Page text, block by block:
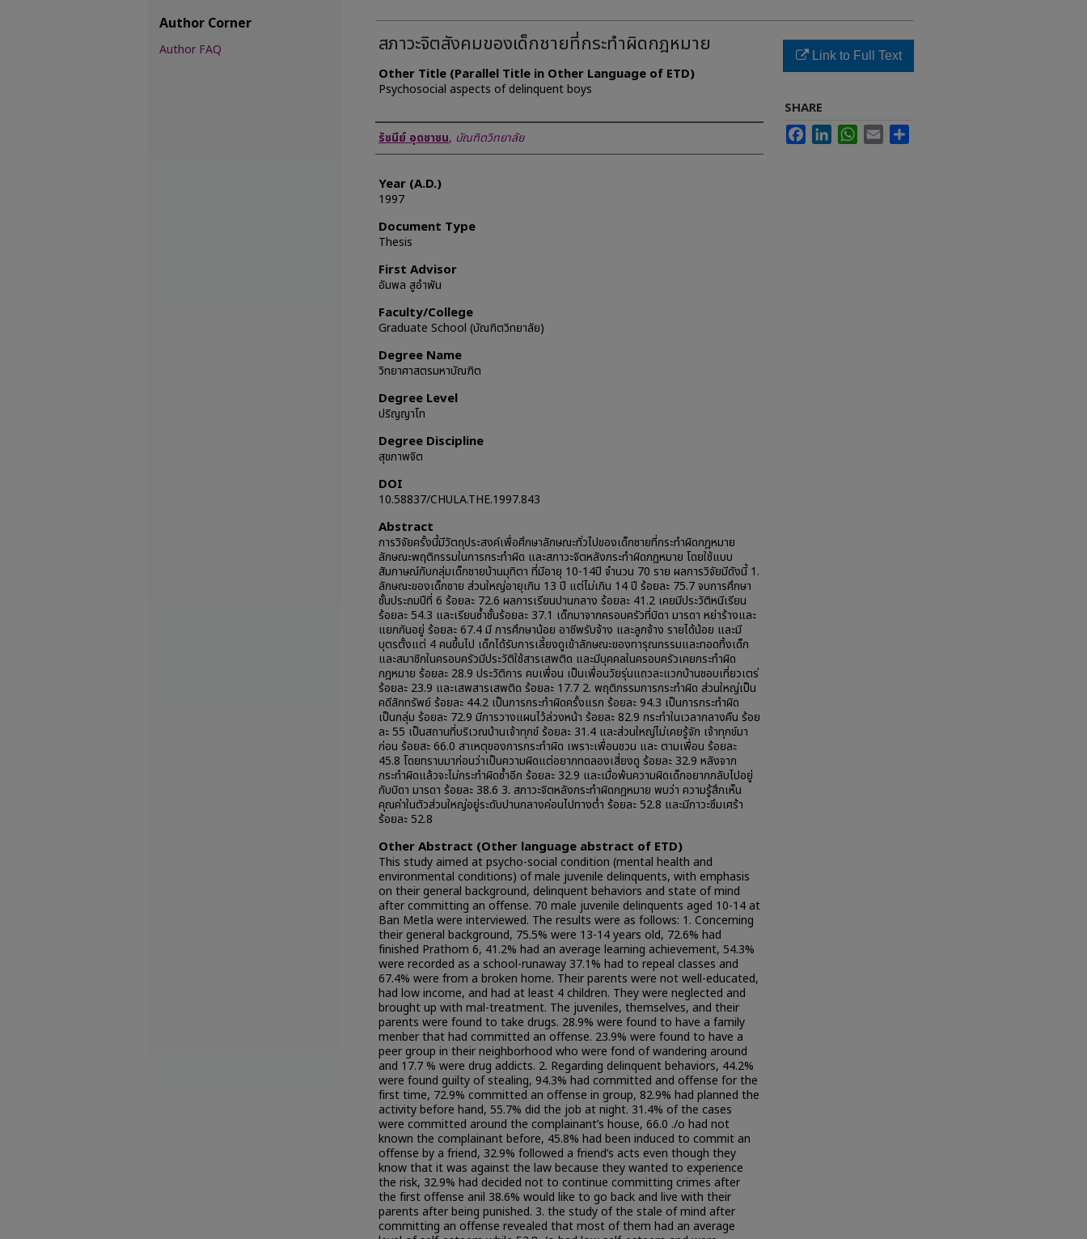
สภาวะจิตสังคมของเด็กชายที่กระทำผิดกฎหมาย
Other Title (Parallel Title in Other Language of ETD)
Psychosocial aspects of delinquent boys
Author
รัชนีย์ อุดชาชน, บัณฑิตวิทยาลัย
Year (A.D.)
1997
Document Type
Thesis
First Advisor
อัมพล สูอำพัน
Faculty/College
Graduate School (บัณฑิตวิทยาลัย)
Degree Name
วิทยาศาสตรมหาบัณฑิต
Degree Level
ปริญญาโท
Degree Discipline
สุขภาพจิต
DOI
10.58837/CHULA.THE.1997.843
Abstract
การวิจัยครั้งนี้มีวัตถุประสงค์เพื่อศึกษาลักษณะทั่วไปของเด็กชายที่กระทำผิดกฎหมาย
ลักษณะพฤติกรรมในการกระทำผิด และสภาวะจิตหลังกระทำผิดกฎหมาย โดยใช้แบบ
สัมภาษณ์กับกลุ่มเด็กชายบ้านมุทิตา ที่มีอายุ 10-14ปี จำนวน 70 ราย ผลการวิจัยมีดังนี้ 1.
ลักษณะของเด็กชาย ส่วนใหญ่อายุเกิน 13 ปี แต่ไม่เกิน 14 ปี ร้อยละ 75.7 จบการศึกษา
ชั้นประถมปีที่ 6 ร้อยละ 72.6 ผลการเรียนปานกลาง ร้อยละ 41.2 เคยมีประวัติหนีเรียน
ร้อยละ 54.3 และเรียนซ้ำชั้นร้อยละ 37.1 เด็กมาจากครอบครัวที่บิดา มารดา หย่าร้างและ
แยกกันอยู่ ร้อยละ 67.4 มี การศึกษาน้อย อาชีพรับจ้าง และลูกจ้าง รายได้น้อย และมี
บุตรตั้งแต่ 4 คนขึ้นไป เด็กได้รับการเลี้ยงดูเข้าลักษณะของทารุณกรรมและทอดทิ้งเด็ก
และสมาชิกในครอบครัวมีประวัติใช้สารเสพติด และมีบุคคลในครอบครัวเคยกระทำผิด
กฎหมาย ร้อยละ 28.9 ประวัติการ คบเพื่อน เป็นเพื่อนวัยรุ่นแถวละแวกบ้านชอบเที่ยวเตร่
ร้อยละ 23.9 และเสพสารเสพติด ร้อยละ 17.7 2. พฤติกรรมการกระทำผิด ส่วนใหญ่เป็น
คดีลักทรัพย์ ร้อยละ 44.2 เป็นการกระทำผิดครั้งแรก ร้อยละ 94.3 เป็นการกระทำผิด
เป็นกลุ่ม ร้อยละ 72.9 มีการวางแผนไว้ล่วงหน้า ร้อยละ 82.9 กระทำในเวลากลางคืน ร้อย
ละ 55 เป็นสถานที่บริเวณบ้านเจ้าทุกข์ ร้อยละ 31.4 และส่วนใหญ่ไม่เคยรู้จัก เจ้าทุกข์มา
ก่อน ร้อยสะ 66.0 สาเหตุของการกระทำผิด เพราะเพื่อนชวน และ ตามเพื่อน ร้อยละ
45.8 โดยทราบมาก่อนว่าเป็นความผิดแต่อยากทดลองเสี่ยงดู ร้อยละ 32.9 หลังจาก
กระทำผิดแล้วจะไม่กระทำผิดซ้ำอีก ร้อยละ 32.9 และเมื่อพ้นความผิดเด็กอยากกลับไปอยู่
กับบิดา มารดา ร้อยละ 38.6 3. สภาวะจิตหลังกระทำผิดกฎหมาย พบว่า ความรู้สึกเห็น
คุณค่าในตัวส่วนใหญ่อยู่ระดับปานกลางค่อนไปทางต่ำ ร้อยละ 52.8 และมีภาวะซึมเศร้า
ร้อยละ 52.8
Other Abstract (Other language abstract of ETD)
This study aimed at psycho-social condition (mental health and
environmental conditions) of male juvenile delinquents, with emphasis
on their general background, delinquent behaviors and state of mind
after committing an offense. 70 male juvenile delinquents aged 10-14 at
Ban Metla were interviewed. The results were as follows: 1. Concerning
their general background, 75.5% were 13-14 years old, 72.6% had
finished Prathom 6, 41.2% had an average learning achievement, 54.3%
were recorded as a school-runaway 37.1% had to repeal classes and
67.4% were from a broken home. Their parents were not well-educated,
had low income, and had at least 4 children. They were neglected and
brought up with mal-treatment. The juveniles, themselves, and their
parents were found to take drugs. 28.9% were found to have a family
menber that had committed an offense. 23.9% were found to have a
peer group in their neighborhood who were fond of wandering around
and 17.7 % were drug addicts. 2. Regarding delinquent behaviors, 44.2%
were found guilty of stealing, 94.3% had committed and offense for the
first time, 72.9% committed an offense in group, 82.9% had planned the
activity before hand, 55.7% did the job at night. 31.4% of the cases
were committed around the complainant’s house, 66.0 ./o had not
known the complainant before, 45.8% had been induced to commit an
offense by a friend, 32.9% followed a friend’s acts even though they
know that it was against the law because they wanted to experience
the risk, 32.9% had decided not to continue committing crimes after
the first offense anil 38.6% would like to go back and live with their
parents after being punished. 3. the study of the stale of mind after
committing an offense revealed that most of them had an average
Link to Full Text
SHARE
FacebookLinkedInWhatsApp
Email
Author Corner
Author FAQ